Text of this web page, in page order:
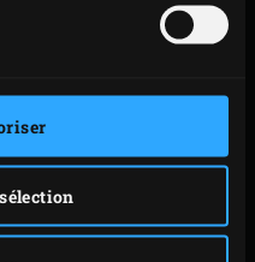
le bouillon puis ajoutez
badigeonnez les gambas
sur la grille de l’EGG, à